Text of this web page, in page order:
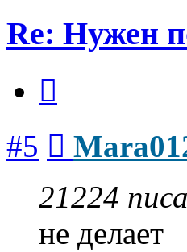
Re: Нужен
#5
21224
не делает